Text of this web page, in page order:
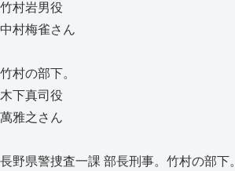
竹村岩男役
中村梅雀さん
竹村の部下。
木下真司役
萬雅之さん
長野県警捜査一課 部長刑事。竹村の部下。